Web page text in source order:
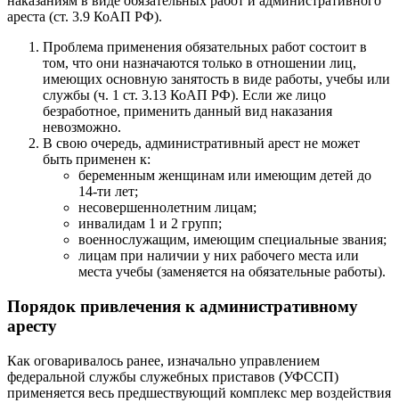
ареста (ст. 3.9 КоАП РФ).
Проблема применения обязательных работ состоит в
том, что они назначаются только в отношении лиц,
имеющих основную занятость в виде работы, учебы или
службы (ч. 1 ст. 3.13 КоАП РФ). Если же лицо
безработное, применить данный вид наказания
невозможно.
В свою очередь, административный арест не может
быть применен к:
беременным женщинам или имеющим детей до
14-ти лет;
несовершеннолетним лицам;
инвалидам 1 и 2 групп;
военнослужащим, имеющим специальные звания;
лицам при наличии у них рабочего места или
места учебы (заменяется на обязательные работы).
Порядок привлечения к административному
аресту
Как оговаривалось ранее, изначально управлением
федеральной службы служебных приставов (УФССП)
применяется весь предшествующий комплекс мер воздействия